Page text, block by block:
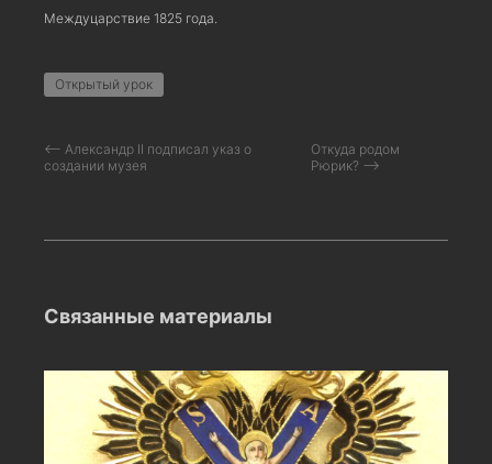
Междуцарствие 1825 года.
Открытый урок
⟵ Александр II подписал указ о
создании музея
Откуда родом
Рюрик? ⟶
Связанные материалы